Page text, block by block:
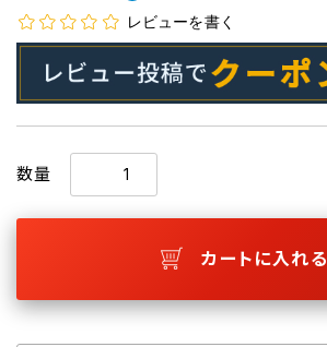
レビューを書く
数量
カートに入れる